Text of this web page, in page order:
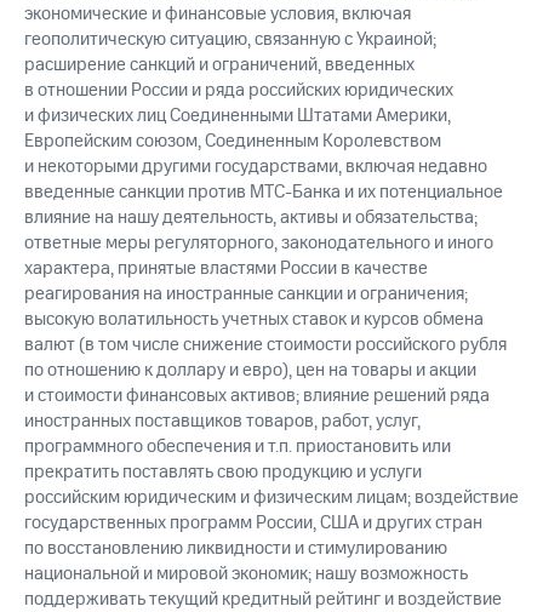
экономические и финансовые условия, включая
геополитическую ситуацию, связанную с Украиной;
расширение санкций и ограничений, введенных
в отношении России и ряда российских юридических
и физических лиц Соединенными Штатами Америки,
Европейским союзом, Соединенным Королевством
и некоторыми другими государствами, включая недавно
введенные санкции против МТС-Банка и их потенциальное
влияние на нашу деятельность, активы и обязательства;
ответные меры регуляторного, законодательного и иного
характера, принятые властями России в качестве
реагирования на иностранные санкции и ограничения;
высокую волатильность учетных ставок и курсов обмена
валют (в том числе снижение стоимости российского рубля
по отношению к доллару и евро), цен на товары и акции
и стоимости финансовых активов; влияние решений ряда
иностранных поставщиков товаров, работ, услуг,
программного обеспечения и т.п. приостановить или
прекратить поставлять свою продукцию и услуги
российским юридическим и физическим лицам; воздействие
государственных программ России, США и других стран
по восстановлению ликвидности и стимулированию
национальной и мировой экономик; нашу возможность
поддерживать текущий кредитный рейтинг и воздействие